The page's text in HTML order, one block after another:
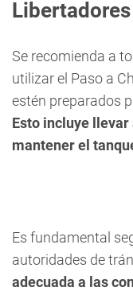
Libertadores
Se recomienda a
utilizar el Paso a
estén preparados
Esto incluye
mantener el
Es fundamental
autoridades de
adecuada a las